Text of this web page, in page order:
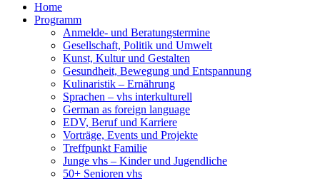
Home
Programm
Anmelde- und Beratungstermine
Gesellschaft, Politik und Umwelt
Kunst, Kultur und Gestalten
Gesundheit, Bewegung und Entspannung
Kulinaristik – Ernährung
Sprachen – vhs interkulturell
German as foreign language
EDV, Beruf und Karriere
Vorträge, Events und Projekte
Treffpunkt Familie
Junge vhs – Kinder und Jugendliche
50+ Senioren vhs